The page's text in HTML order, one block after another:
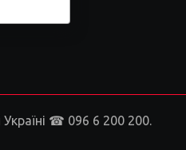
☎ 096 6 200 200.